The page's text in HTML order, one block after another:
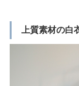
上質素材の白